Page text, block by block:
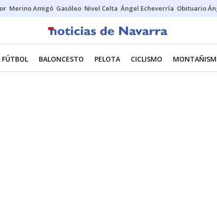
Merino Amigó Gasóleo Nivel Celta Ángel Echeverría Obituario
FÚTBOL BALONCESTO PELOTA CICLISMO